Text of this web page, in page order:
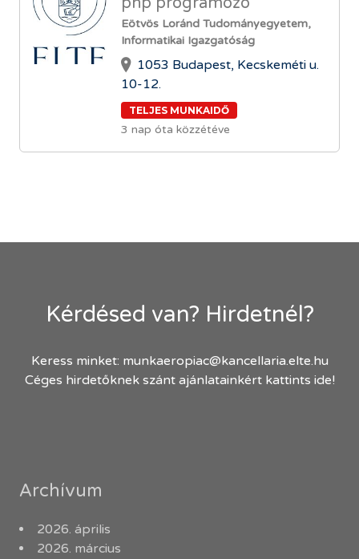
Eötvös Loránd Tudományegyetem,
Informatikai Igazgatóság
1053 Budapest, Kecskeméti u.
10-12.
TELJES MUNKAIDŐ
3 nap óta közzétéve
Kérdésed van? Hirdetnél?
Keress minket: munkaeropiac@kancellaria.elte.hu
Céges hirdetőknek szánt ajánlatainkért kattints ide!
Archívum
2026. április
2026. március